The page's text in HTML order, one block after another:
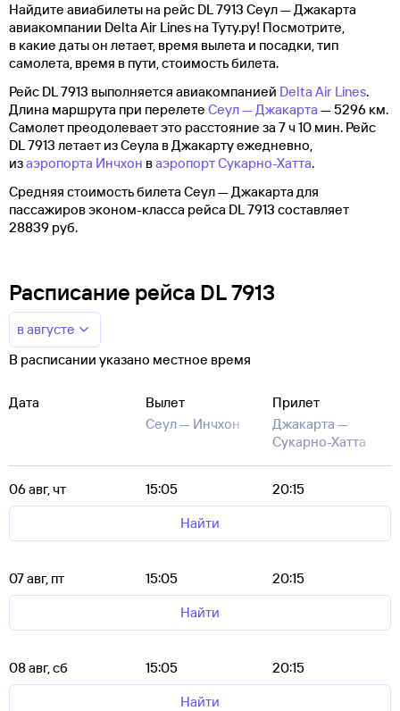
Найдите авиабилеты на рейс DL 7913 Сеул — Джакарта
авиакомпании Delta Air Lines на Туту.ру! Посмотрите,
в какие даты он летает, время вылета и посадки, тип
самолета, время в пути, стоимость билета.
Рейс DL 7913 выполняется авиакомпанией Delta Air Lines.
Длина маршрута при перелете Сеул — Джакарта — 5296 км.
Самолет преодолевает это расстояние за 7 ч 10 мин. Рейс
DL 7913 летает из Сеула в Джакарту ежедневно,
изаэропорта Инчхон ваэропорт Сукарно-Хатта.
Средняя стоимость билета Сеул — Джакарта для
пассажиров эконом-класса рейса DL 7913 составляет
28839 руб.
Расписание рейса DL 7913
в августе
В расписании указано местное время
Дата
Вылет
Сеул — Инчхон
Прилет
Джакарта —
Сукарно-Хатта
06 авг, чт 15:05
20:15
Найти
07 авг, пт 15:05
20:15
Найти
08 авг, сб 15:05
20:15
Найти